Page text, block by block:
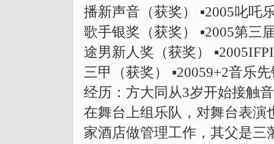
播新声音（获奖） ▪2005叱吒
歌手银奖（获奖） ▪2005第三
途男新人奖（获奖）
三甲（获奖） ▪20059+2音乐
经历：方大同从3岁开始接触
在舞台上组乐队，对舞台表演
家酒店做管理工作，其父是